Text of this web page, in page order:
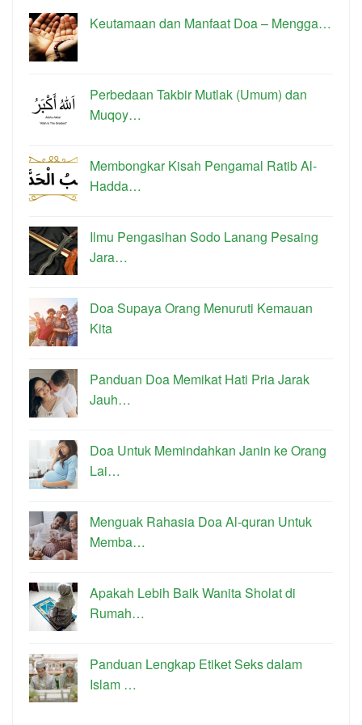
Keutamaan dan Manfaat Doa – Mengga…
Perbedaan Takbir Mutlak (Umum) dan
Muqoy…
Membongkar Kisah Pengamal Ratib Al-
Hadda…
Ilmu Pengasihan Sodo Lanang Pesaing
Jara…
Doa Supaya Orang Menuruti Kemauan
Kita
Panduan Doa Memikat Hati Pria Jarak
Jauh…
Doa Untuk Memindahkan Janin ke Orang
Lai…
Menguak Rahasia Doa Al-quran Untuk
Memba…
Apakah Lebih Baik Wanita Sholat di
Rumah…
Panduan Lengkap Etiket Seks dalam
Islam …